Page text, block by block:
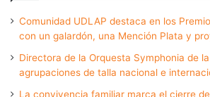
Comunidad UDLAP destaca en los
con un galardón, una Mención Plata y
Directora de la Orquesta Symphonia de
agrupaciones de talla nacional e
La convivencia familiar marca el cierre